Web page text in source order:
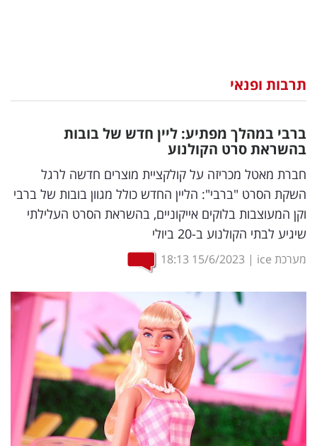
וצרכנות
דיגיטל
וטק
שיווק
ופרסום
משפט
מדדים
דעות
רכילות
עסקית
קריפטו
תרבות ופנאי
ברבי במהלך מפתיע: ליין חדש של בובות
בהשראת סרט הקולנוע
חברת מאטל מכריזה על קולקציית מוצרים חדשה לרגל
השקת הסרט "ברבי": הליין החדש כולל מגוון בובות של ברבי
וקן המעוצבות בלוקים אייקוניים, בהשראת הסרט העלילתי
שיגיע לבתי הקולנוע ב-20 ביולי
מערכת ice |
15/6/2023
18:13